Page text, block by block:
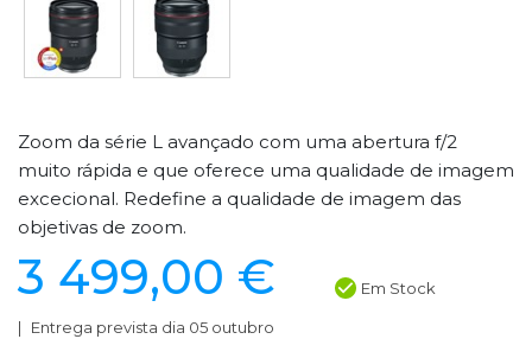
Zoom da série L avançado com uma abertura f/2
muito rápida e que oferece uma qualidade de imagem
excecional. Redefine a qualidade de imagem das
objetivas de zoom.
3 499,00 € Em Stock
Entrega prevista dia 05 outubro